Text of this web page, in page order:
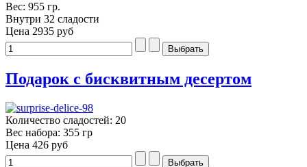
Вес: 955 гр.
Внутри 32 сладости
Цена 2935 руб
Подарок с бисквитным десертом
Количество сладостей: 20
Вес набора: 355 гр
Цена 426 руб